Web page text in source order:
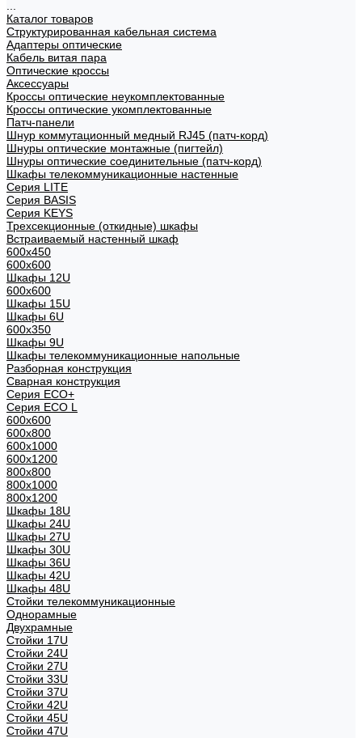
Каталог товаров
Структурированная кабельная система
Адаптеры оптические
Кабель витая пара
Оптические кроссы
Аксессуары
Кроссы оптические неукомплектованные
Кроссы оптические укомплектованные
Патч-панели
Шнур коммутационный медный RJ45 (патч-корд)
Шнуры оптические монтажные (пигтейл)
Шнуры оптические соединительные (патч-корд)
Шкафы телекоммуникационные настенные
Cерия LITE
Cерия BASIS
Cерия KEYS
Трехсекционные (откидные) шкафы
Встраиваемый настенный шкаф
600x450
600x600
Шкафы 12U
600x600
Шкафы 15U
Шкафы 6U
600x350
Шкафы 9U
Шкафы телекоммуникационные напольные
Разборная конструкция
Сварная конструкция
Серия ECO+
Серия ECO L
600x600
600x800
600х1000
600х1200
800x800
800х1000
800х1200
Шкафы 18U
Шкафы 24U
Шкафы 27U
Шкафы 30U
Шкафы 36U
Шкафы 42U
Шкафы 48U
Стойки телекоммуникационные
Однорамные
Двухрамные
Стойки 17U
Стойки 24U
Стойки 27U
Стойки 33U
Стойки 37U
Стойки 42U
Стойки 45U
Стойки 47U